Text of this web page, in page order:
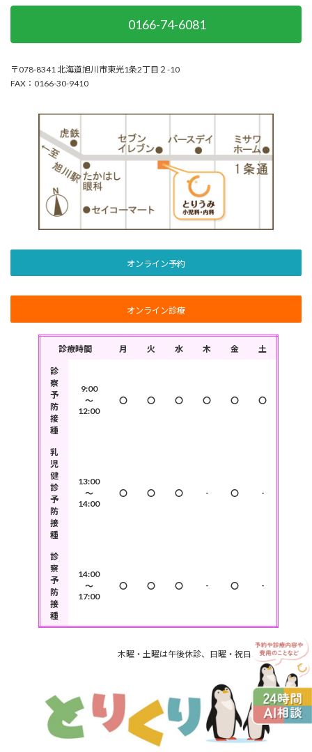
0166-74-6081
〒078-8341 北海道旭川市東光1条2丁目２-10
FAX：0166-30-9410
オンライン予約
オンライン診療
診療時間 月 火 水 木 金 土
診
察
予
防
接
種
9:00
～
12:00
〇 〇 〇 〇 〇 〇
乳
児
健
診
予
防
接
種
13:00
～
14:00
〇 〇 〇 - 〇 -
診
察
予
防
接
種
14:00
～
17:00
〇 〇 〇 - 〇 -
木曜・土曜は午後休診、日曜・祝日は定休日です